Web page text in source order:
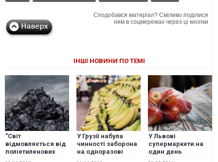
Сподобався матеріал? Сміливо поділися
ним в соцмережах через ці кнопки
ІНШІ НОВИНИ ПО ТЕМІ
"Світ
відмовляється від
поліетиленових
У Грузії набула
чинності заборона
на одноразові
У Львові
супермаркети на
один день